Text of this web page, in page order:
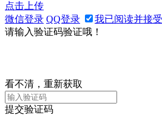
点击上传
微信登录 QQ登录
我已阅读并接
请输入验证码验证哦！
看不清，重新获取
提交验证码